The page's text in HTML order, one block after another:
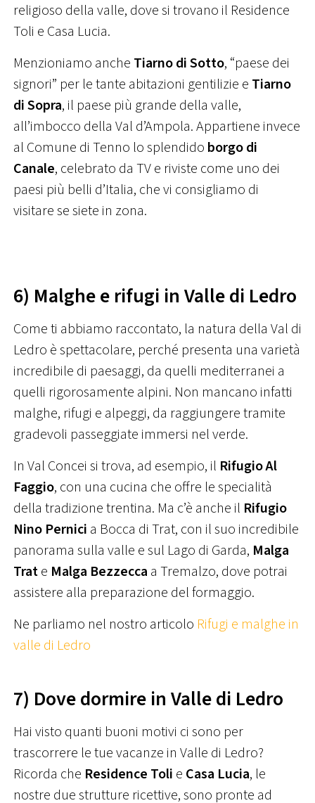
religioso della valle, dove si trovano il Residence
Toli e Casa Lucia.
Menzioniamo anche Tiarno di Sotto, “paese dei
signori” per le tante abitazioni gentilizie e Tiarno
di Sopra, il paese più grande della valle,
all’imbocco della Val d’Ampola. Appartiene invece
al Comune di Tenno lo splendido borgo di
Canale, celebrato da TV e riviste come uno dei
paesi più belli d’Italia, che vi consigliamo di
visitare se siete in zona.
6) Malghe e rifugi in Valle di Ledro
Come ti abbiamo raccontato, la natura della Val di
Ledro è spettacolare, perché presenta una varietà
incredibile di paesaggi, da quelli mediterranei a
quelli rigorosamente alpini. Non mancano infatti
malghe, rifugi e alpeggi, da raggiungere tramite
gradevoli passeggiate immersi nel verde.
In Val Concei si trova, ad esempio, il Rifugio Al
Faggio, con una cucina che offre le specialità
della tradizione trentina. Ma c’è anche il Rifugio
Nino Pernici a Bocca di Trat, con il suo incredibile
panorama sulla valle e sul Lago di Garda, Malga
Trate Malga Bezzecca a Tremalzo, dove potrai
assistere alla preparazione del formaggio.
Ne parliamo nel nostro articolo Rifugi e malghe in
valle di Ledro
7) Dove dormire in Valle di Ledro
Hai visto quanti buoni motivi ci sono per
trascorrere le tue vacanze in Valle di Ledro?
Ricorda che Residence Toli e Casa Lucia, le
nostre due strutture ricettive, sono pronte ad